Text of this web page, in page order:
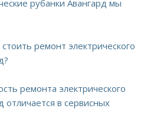
рубанки Авангард мы
ремонт электрического
ремонта электрического
отличается в сервисных